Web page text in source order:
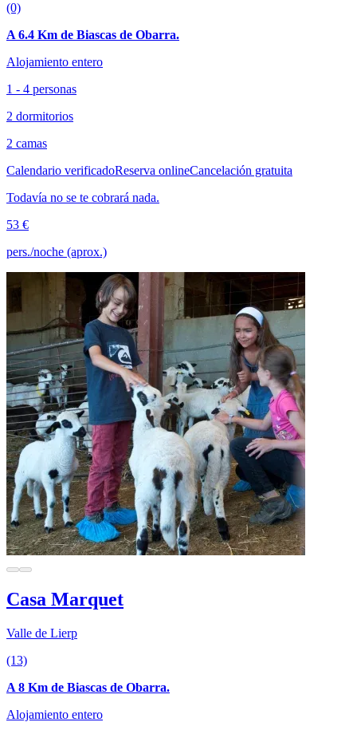
(0)
A 6.4 Km de Biascas de Obarra.
Alojamiento entero
1 - 4 personas
2 dormitorios
2 camas
Calendario verificadoReserva onlineCancelación gratuita
Todavía no se te cobrará nada.
53 €
pers./noche (aprox.)
Casa Marquet
Valle de Lierp
(13)
A 8 Km de Biascas de Obarra.
Alojamiento entero